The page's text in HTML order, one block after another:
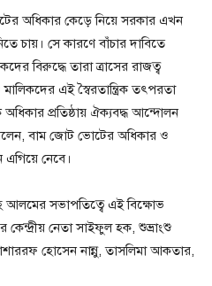
অধিকার কেড়ে নিয়ে সরকার এখন
চায়। সে কারণে বাঁচার দাবিতে
বিরুদ্ধে তারা ত্রাসের রাজত্ব
এই স্বৈরতান্ত্রিক তৎপরতা
অধিকার প্রতিষ্ঠায় ঐক্যবদ্ধ আন্দোলন
বাম জোট ভোটের অধিকার ও
নেবে।
আলমের সভাপতিত্বে এই বিক্ষোভ
নেতা সাইফুল হক, শুভ্রাংশু
হোসেন নান্নু, তাসলিমা আকতার,